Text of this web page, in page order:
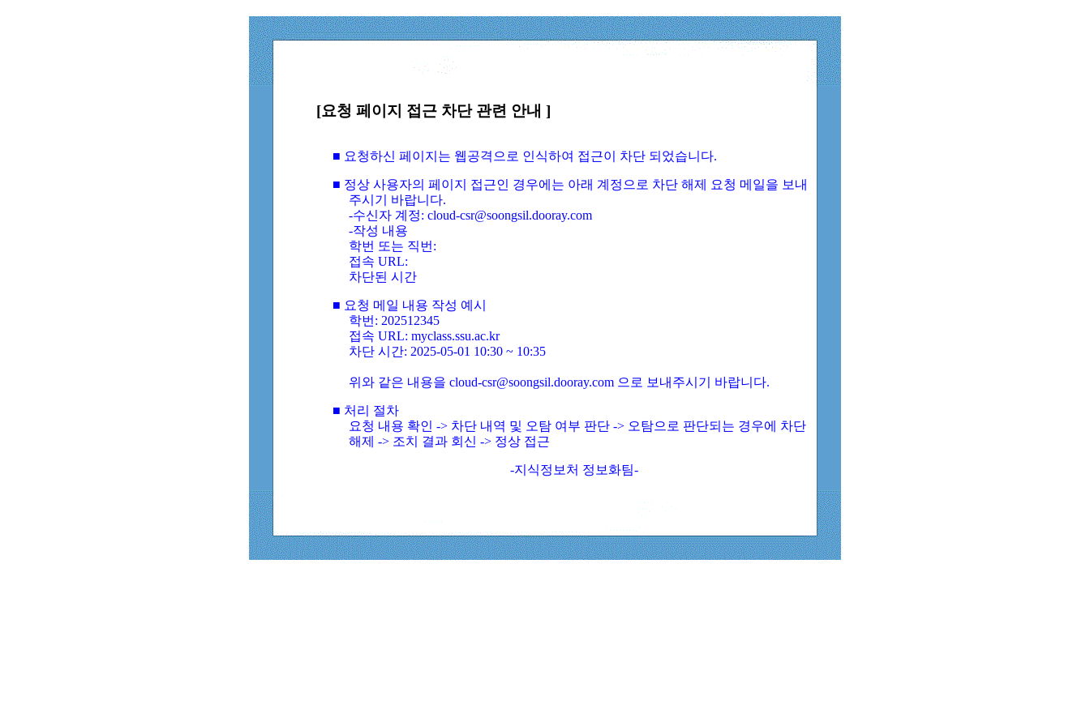
[요청 페이지 접근 차단 관련 안내 ]
■ 요청하신 페이지는 웹공격으로 인식하여 접근이 차단 되었습니다.
■ 정상 사용자의 페이지 접근인 경우에는 아래 계정으로 차단 해제 요청 메일을 보내
주시기 바랍니다.
-수신자 계정: cloud-csr@soongsil.dooray.com
-작성 내용
학번 또는 직번:
접속 URL:
차단된 시간
■ 요청 메일 내용 작성 예시
학번: 202512345
접속 URL: myclass.ssu.ac.kr
차단 시간: 2025-05-01 10:30 ~ 10:35
위와 같은 내용을 cloud-csr@soongsil.dooray.com 으로 보내주시기 바랍니다.
■ 처리 절차
요청 내용 확인 -> 차단 내역 및 오탐 여부 판단 -> 오탐으로 판단되는 경우에 차단
해제 -> 조치 결과 회신 -> 정상 접근
-지식정보처 정보화팀-